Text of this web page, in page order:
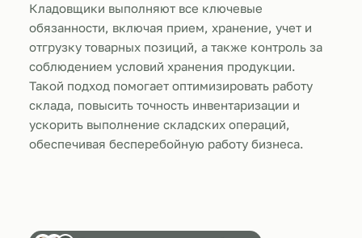
Кладовщики выполняют все ключевые
обязанности, включая прием, хранение, учет и
отгрузку товарных позиций, а также контроль за
соблюдением условий хранения продукции.
Такой подход помогает оптимизировать работу
склада, повысить точность инвентаризации и
ускорить выполнение складских операций,
обеспечивая бесперебойную работу бизнеса.